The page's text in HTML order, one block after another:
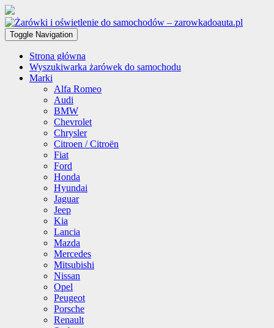
Toggle Navigation
Strona główna
Wyszukiwarka żarówek do samochodu
Marki
Alfa Romeo
Audi
BMW
Chevrolet
Chrysler
Citroen / Citroën
Fiat
Ford
Honda
Hyundai
Jaguar
Jeep
Kia
Lancia
Mazda
Mercedes
Mitsubishi
Nissan
Opel
Peugeot
Porsche
Renault